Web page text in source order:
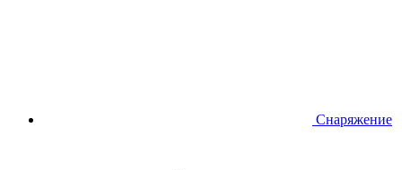
Снаряжение